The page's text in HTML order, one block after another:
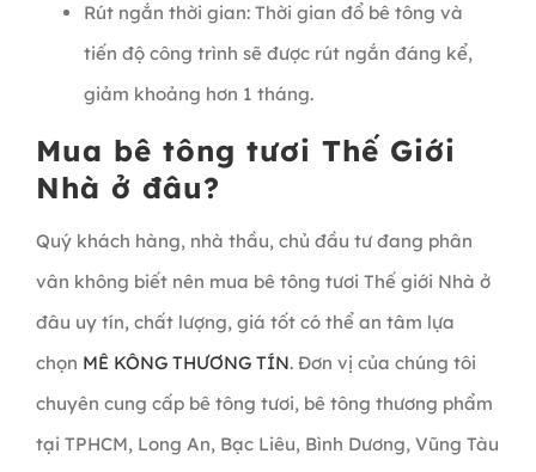
Rút ngắn thời gian: Thời gian đổ bê tông và
tiến độ công trình sẽ được rút ngắn đáng kể,
giảm khoảng hơn 1 tháng.
Mua bê tông tươi Thế Giới
Nhà ở đâu?
Quý khách hàng, nhà thầu, chủ đầu tư đang phân
vân không biết nên mua bê tông tươi Thế giới Nhà ở
đâu uy tín, chất lượng, giá tốt có thể an tâm lựa
chọn MÊ KÔNG THƯƠNG TÍN. Đơn vị của chúng tôi
chuyên cung cấp bê tông tươi, bê tông thương phẩm
tại TPHCM, Long An, Bạc Liêu, Bình Dương, Vũng Tàu